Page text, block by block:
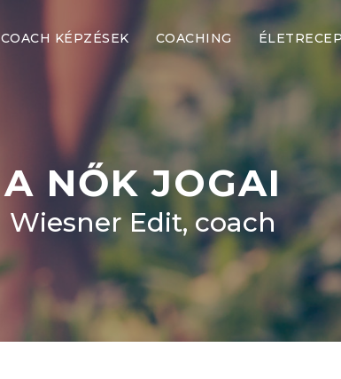
COACH KÉPZÉSEK COACHING
A NŐK JOGAI
Wiesner Edit, coach